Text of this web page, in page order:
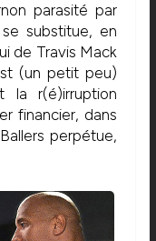
parasité par
substitue, en
de Travis Mack
(un petit peu)
la r(é)irruption
financier, dans
perpétue,